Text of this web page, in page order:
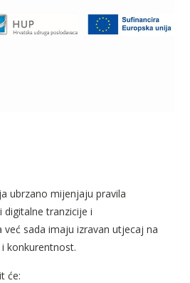
ubrzano mijenjaju pravila
tranzicije i
već sada imaju izravan utjecaj na
konkurentnost.
će: